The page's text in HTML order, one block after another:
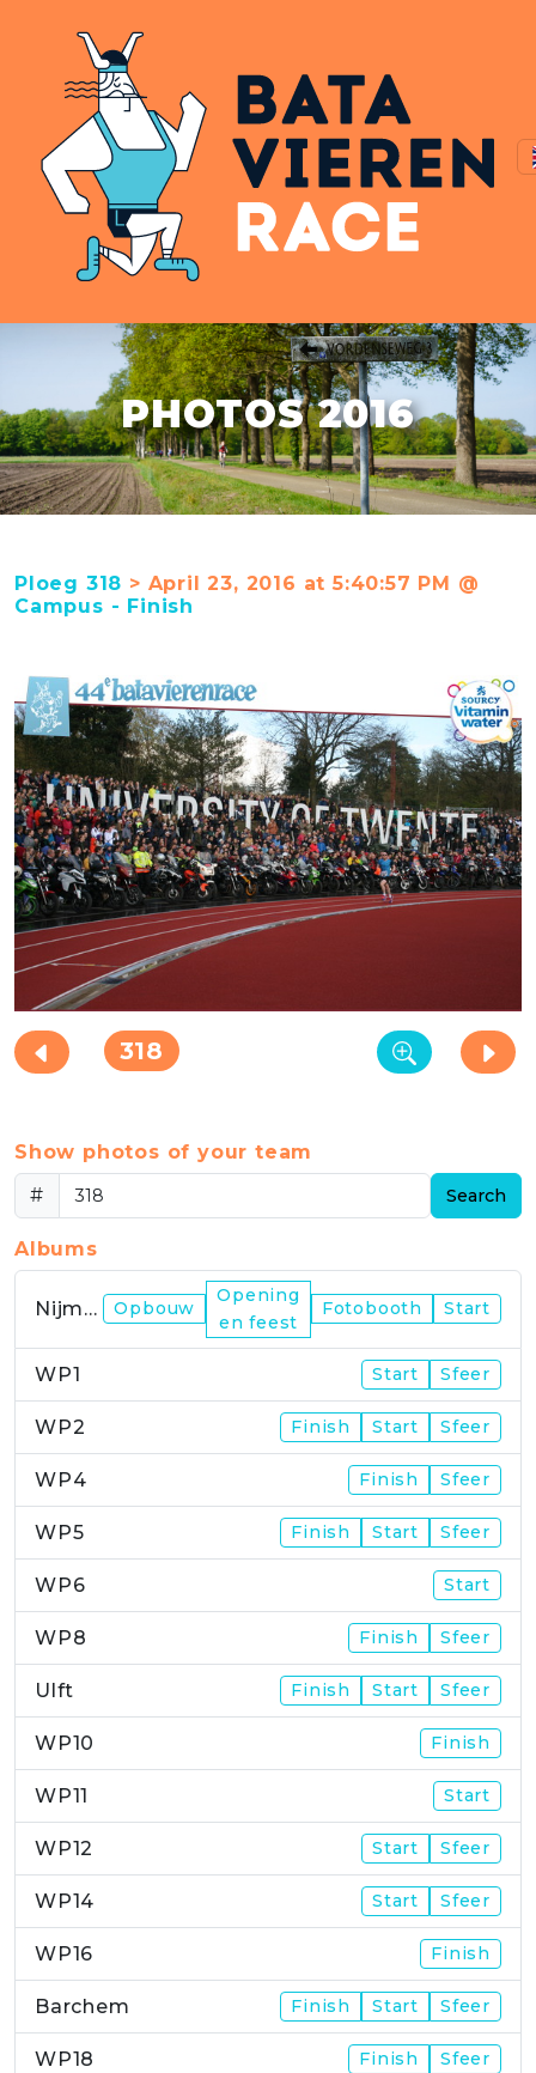
PHOTOS 2016
Ploeg 318 > April 23, 2016 at 5:40:57 PM @
Campus - Finish
318
Show photos of your team
#
Search
Albums
Nijmegen Opbouw
Opening
en feest
Fotobooth Start
WP1 Start Sfeer
WP2 Finish Start Sfeer
WP4 Finish Sfeer
WP5 Finish Start Sfeer
WP6 Start
WP8 Finish Sfeer
Ulft Finish Start Sfeer
WP10 Finish
WP11 Start
WP12 Start Sfeer
WP14 Start Sfeer
WP16 Finish
Barchem Finish Start Sfeer
WP18 Finish Sfeer